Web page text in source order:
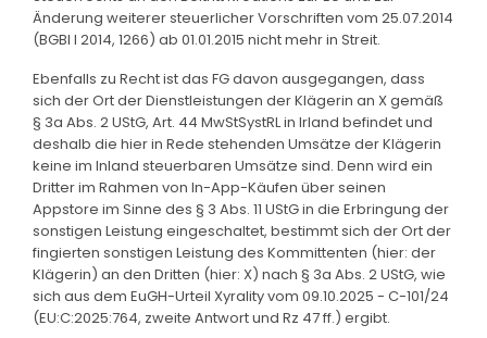
Änderung weiterer steuerlicher Vorschriften vom 25.07.2014
(BGBl I 2014, 1266) ab 01.01.2015 nicht mehr in Streit.
Ebenfalls zu Recht ist das FG davon ausgegangen, dass
sich der Ort der Dienstleistungen der Klägerin an X gemäß
§ 3a Abs. 2 UStG, Art. 44 MwStSystRL in Irland befindet und
deshalb die hier in Rede stehenden Umsätze der Klägerin
keine im Inland steuerbaren Umsätze sind. Denn wird ein
Dritter im Rahmen von In-App-Käufen über seinen
Appstore im Sinne des § 3 Abs. 11 UStG in die Erbringung der
sonstigen Leistung eingeschaltet, bestimmt sich der Ort der
fingierten sonstigen Leistung des Kommittenten (hier: der
Klägerin) an den Dritten (hier: X) nach § 3a Abs. 2 UStG, wie
sich aus dem EuGH-Urteil Xyrality vom 09.10.2025 - C-101/24
(EU:C:2025:764, zweite Antwort und Rz 47 ff.) ergibt.